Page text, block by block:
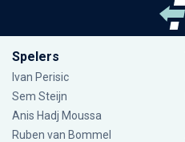
Spelers
Ivan Perisic
Sem Steijn
Anis Hadj Moussa
Ruben van Bommel